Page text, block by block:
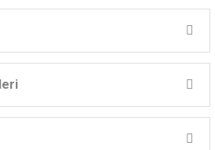
K Serisi
SANTRİFÜJ